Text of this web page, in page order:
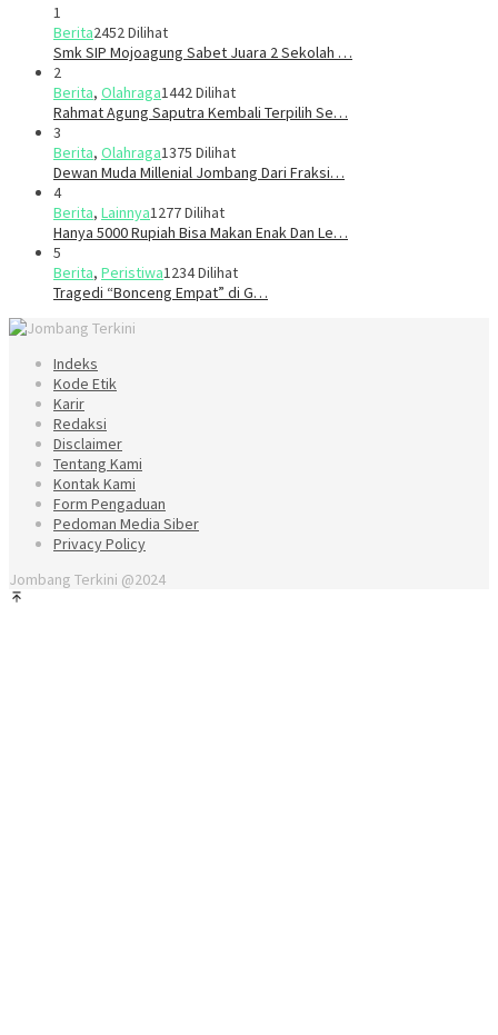
1
Berita2452 Dilihat
Smk SIP Mojoagung Sabet Juara 2 Sekolah …
2
Berita, Olahraga1442 Dilihat
Rahmat Agung Saputra Kembali Terpilih Se…
3
Berita, Olahraga1375 Dilihat
Dewan Muda Millenial Jombang Dari Fraksi…
4
Berita, Lainnya1277 Dilihat
Hanya 5000 Rupiah Bisa Makan Enak Dan Le…
5
Berita, Peristiwa1234 Dilihat
Tragedi “Bonceng Empat” di G…
Indeks
Kode Etik
Karir
Redaksi
Disclaimer
Tentang Kami
Kontak Kami
Form Pengaduan
Pedoman Media Siber
Privacy Policy
Jombang Terkini @2024